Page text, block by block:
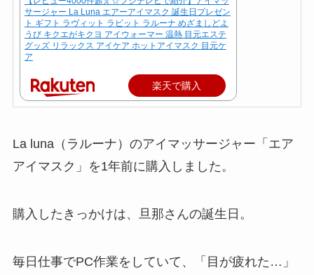
サージャー La Luna エアーアイマスク 誕生日プレゼン
ト ギフト ラヴィット ラビット ラルーナ めざましどよ
うび キクエがキクヨ アイウォーマー 温熱 目元エステ
グッズ リラックス アイケア ホットアイマスク 目元ケ
ア
楽天で購入
La luna（ラルーナ）のアイマッサージャー「エア
アイマスク」を1年前に購入しました。
購入したきっかけは、旦那さんの誕生日。
毎日仕事でPC作業をしていて、「目が疲れた…」